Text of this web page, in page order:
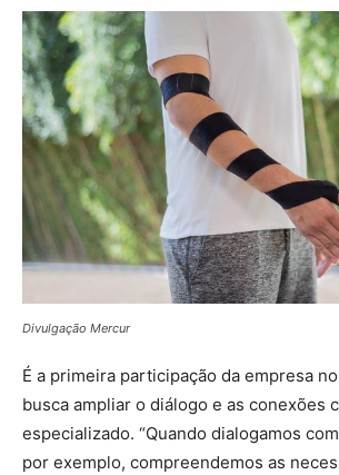
Divulgação Mercur
É a primeira participação da empresa
busca ampliar o diálogo e as conexões
especializado. “Quando dialogamos
por exemplo, compreendemos as